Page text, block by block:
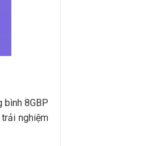
8GBP
nghiệm